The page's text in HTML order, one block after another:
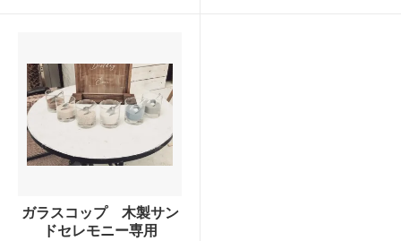
ガラスコップ 木製サン
ドセレモニー専用